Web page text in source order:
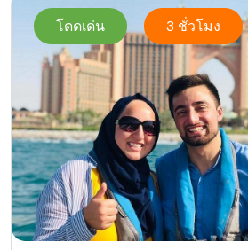
โดดเด่น 3 ชั่วโมง